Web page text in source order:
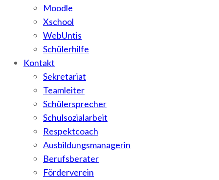
Moodle
Xschool
WebUntis
Schülerhilfe
Kontakt
Sekretariat
Teamleiter
Schülersprecher
Schulsozialarbeit
Respektcoach
Ausbildungsmanagerin
Berufsberater
Förderverein